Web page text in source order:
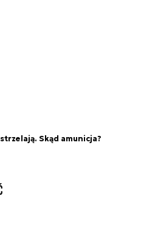
Skąd amunicja?